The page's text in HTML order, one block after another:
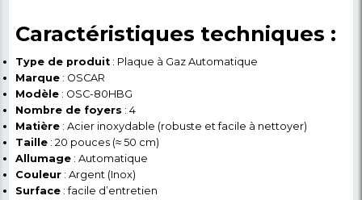
performance.
Adaptée aux besoins
domestiques et
professionnels
La OSCAR OSC-80HBG
facilité d’entretien. Elle convient parfaitement à